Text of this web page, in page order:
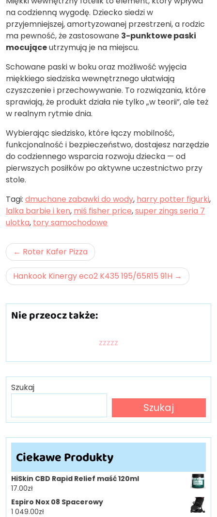
na codzienną wygodę. Dziecko siedzi w
przyjemniejszej, amortyzowanej przestrzeni, a rodzic
ma pewność, że zastosowane 3-punktowe paski
mocująceutrzymują je na miejscu.
Schowane paski w boku oraz możliwość wyjęcia
miękkiego siedziska wewnętrznego ułatwiają
czyszczenie i przechowywanie. To rozwiązania, które
sprawiają, że produkt działa nie tylko „w teorii”, ale też
w realnym rytmie dnia.
Wybierając siedzisko, które łączy mobilność,
funkcjonalność i bezpieczeństwo, dostajesz narzędzie
do codziennego wsparcia rozwoju dziecka — od
pierwszych posiłków po aktywne uczestnictwo przy
stole.
Tagi: dmuchane zabawki do wody, harry potter figurki,
lalka barbie i ken, miś fisher price,super zings seria 7
ulotka, tory samochodowe
Nawigacja
wpisu
Roter Kafer Pizza
Hankook Kinergy eco2 K435 195/65R15 91H
Nie przeocz także:
zzzzz
Szukaj
Szukaj
Ciekawe Produkty
HiSkin CBD Rapid Relief maść 120ml
17.00zł
Espiro Nox 08 Spacerowy
1 049.00zł